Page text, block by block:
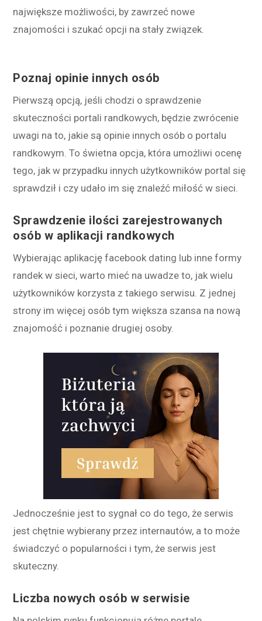
największe możliwości, by zawrzeć nowe
znajomości i szukać opcji na stały związek.
Poznaj opinie innych osób
Pierwszą opcją, jeśli chodzi o sprawdzenie
skuteczności portali randkowych, będzie zwrócenie
uwagi na to, jakie są opinie innych osób o portalu
randkowym. To świetna opcja, która umożliwi ocenę
tego, jak w przypadku innych użytkowników portal się
sprawdził i czy udało im się znaleźć miłość w sieci.
Sprawdzenie ilości zarejestrowanych
osób w aplikacji randkowych
Wybierając aplikację facebook dating lub inne formy
randek w sieci, warto mieć na uwadze to, jak wielu
użytkowników korzysta z takiego serwisu. Z jednej
strony im więcej osób tym większa szansa na nową
znajomość i poznanie drugiej osoby.
Jednocześnie jest to sygnał co do tego, że serwis
jest chętnie wybierany przez internautów, a to może
świadczyć o popularności i tym, że serwis jest
skuteczny.
Liczba nowych osób w serwisie